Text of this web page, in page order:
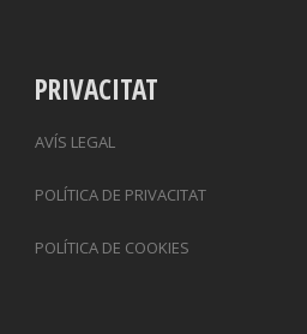
PRIVACITAT
AVÍS LEGAL
POLÍTICA DE PRIVACITAT
POLÍTICA DE COOKIES